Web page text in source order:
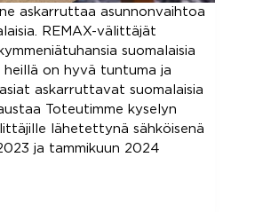
askarruttaa asunnonvaihtoa
REMAX-välittäjät
suomalaisia
heillä on hyvä tuntuma ja
askarruttavat suomalaisia
Toteutimme kyselyn
lähetettynä sähköisenä
ja tammikuun 2024